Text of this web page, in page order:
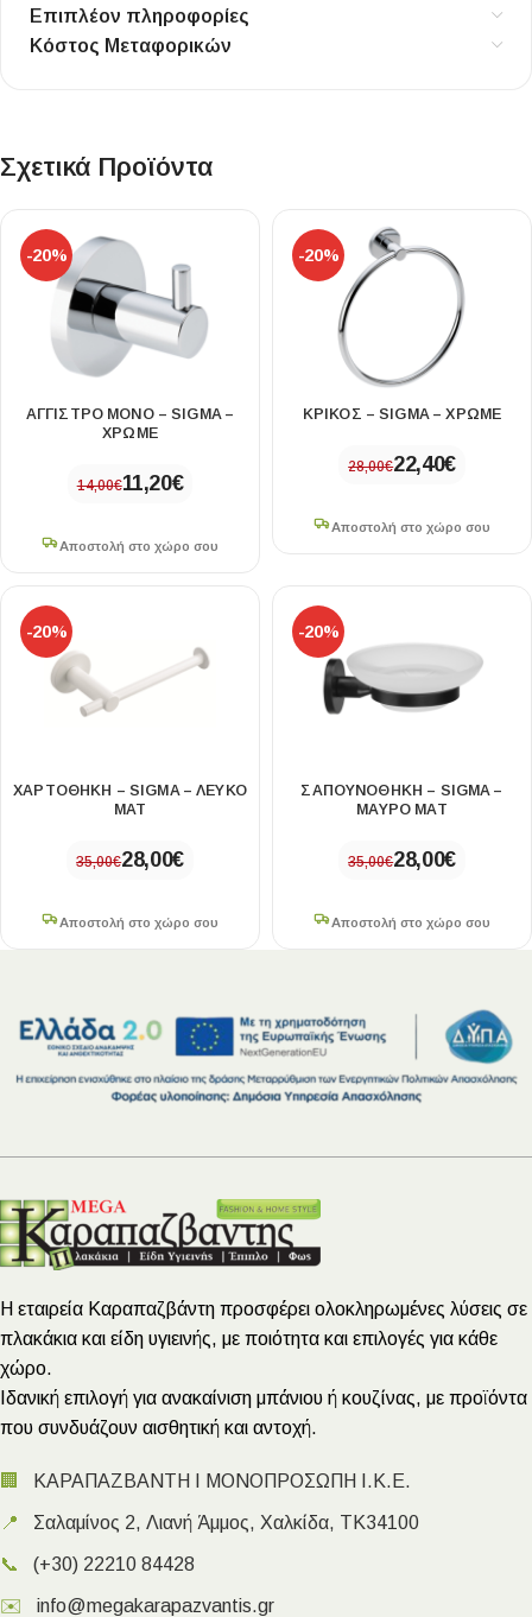
Επιπλέον πληροφορίες
Κόστος Μεταφορικών
Σχετικά Προϊόντα
-20%
ΑΓΓΙΣΤΡΟ ΜΟΝΟ – SIGMA –
ΧΡΩΜΕ
14,00€11,20€
Αποστολή στο χώρο σου
-20%
ΚΡΙΚΟΣ – SIGMA – ΧΡΩΜΕ
28,00€22,40€
Αποστολή στο χώρο σου
-20%
ΧΑΡΤΟΘΗΚΗ – SIGMA – ΛΕΥΚΟ
ΜΑΤ
35,00€28,00€
Αποστολή στο χώρο σου
-20%
ΣΑΠΟΥΝΟΘΗΚΗ – SIGMA –
ΜΑΥΡΟ ΜΑΤ
35,00€28,00€
Αποστολή στο χώρο σου
Η εταιρεία Καραπαζβάντη προσφέρει ολοκληρωμένες λύσεις σε
πλακάκια και είδη υγιεινής, με ποιότητα και επιλογές για κάθε
χώρο.
Ιδανική επιλογή για ανακαίνιση μπάνιου ή κουζίνας, με προϊόντα
που συνδυάζουν αισθητική και αντοχή.
🏢 ΚΑΡΑΠΑΖΒΑΝΤΗ Ι ΜΟΝΟΠΡΟΣΩΠΗ Ι.Κ.Ε.
📍 Σαλαμίνος 2, Λιανή Άμμος, Χαλκίδα, ΤΚ34100
📞 (+30) 22210 84428
✉️ info@megakarapazvantis.gr